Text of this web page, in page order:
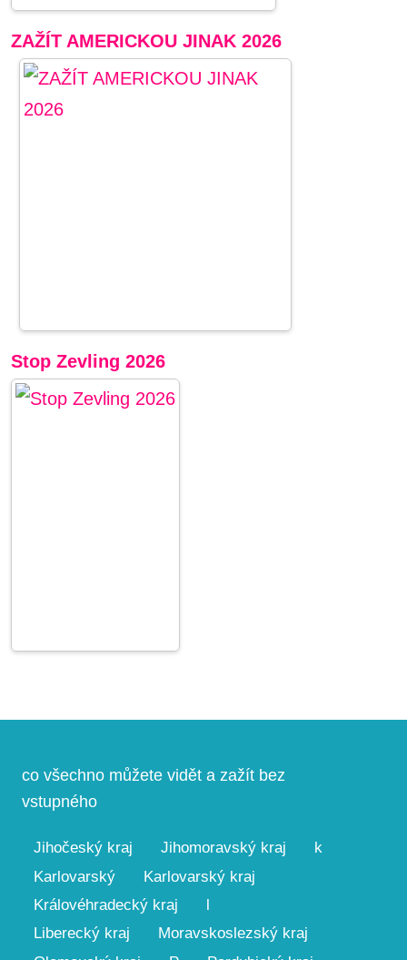
ZAŽÍT AMERICKOU JINAK 2026
Stop Zevling 2026
co všechno můžete vidět a zažít bez
vstupného
Jihočeský kraj Jihomoravský kraj
k
Karlovarský
Karlovarský kraj
Královéhradecký kraj
l
Liberecký kraj
Moravskoslezský kraj